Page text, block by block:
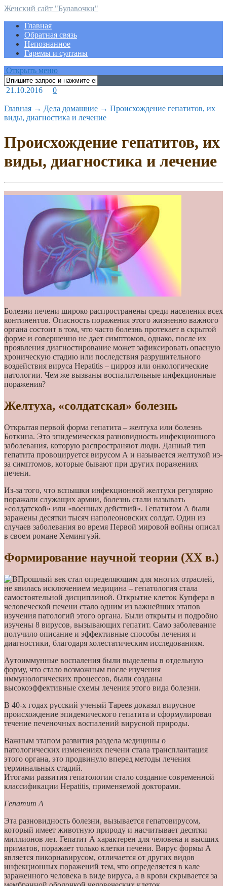
Женский сайт "Булавочки"
Главная
Обратная связь
Непознанное
Гаремы и султаны
Открыть меню
21.10.2016 0
Главная → Дела домашние → Происхождение гепатитов, их
виды, диагностика и лечение
Происхождение гепатитов, их
виды, диагностика и лечение
Болезни печени широко распространены среди населения всех
континентов. Опасность поражения этого жизненно важного
органа состоит в том, что часто болезнь протекает в скрытой
форме и совершенно не дает симптомов, однако, после их
проявления диагностирование может зафиксировать опасную
хроническую стадию или последствия разрушительного
воздействия вируса Hepatitis – цирроз или онкологические
патологии. Чем же вызваны воспалительные инфекционные
поражения?
Желтуха, «солдатская» болезнь
Открытая первой форма гепатита – желтуха или болезнь
Боткина. Это эпидемическая разновидность инфекционного
заболевания, которую распространяют люди. Данный тип
гепатита провоцируется вирусом А и называется желтухой из-
за симптомов, которые бывают при других поражениях
печени.
Из-за того, что вспышки инфекционной желтухи регулярно
поражали служащих армии, болезнь стали называть
«солдатской» или «военных действий». Гепатитом А были
заражены десятки тысяч наполеоновских солдат. Один из
случаев заболевания во время Первой мировой войны описал
в своем романе Хемингуэй.
Формирование научной теории (ХХ в.)
Прошлый век стал определяющим для многих отраслей,
не явилась исключением медицина – гепатология стала
самостоятельной дисциплиной. Открытие клеток Купфера в
человеческой печени стало одним из важнейших этапов
изучения патологий этого органа. Были открыты и подробно
изучены 8 вирусов, вызывающих гепатит. Само заболевание
получило описание и эффективные способы лечения и
диагностики, благодаря холестатическим исследованиям.
Аутоиммунные воспаления были выделены в отдельную
форму, что стало возможным после изучения
иммунологических процессов, были созданы
высокоэффективные схемы лечения этого вида болезни.
В 40-х годах русский ученый Тареев доказал вирусное
происхождение эпидемического гепатита и сформулировал
течение печеночных воспалений вирусной природы.
Важным этапом развития раздела медицины о
патологических изменениях печени стала трансплантация
этого органа, это продвинуло вперед методы лечения
терминальных стадий.
Итогами развития гепатологии стало создание современной
классификации Hepatitis, применяемой докторами.
Гепатит А
Эта разновидность болезни, вызывается гепатовирусом,
который имеет животную природу и насчитывает десятки
миллионов лет. Гепатит А характерен для человека и высших
приматов, поражает только клетки печени. Вирус формы А
является пикорнавирусом, отличается от других видов
инфекционных поражений тем, что определяется в кале
зараженного человека в виде вируса, а в крови скрывается за